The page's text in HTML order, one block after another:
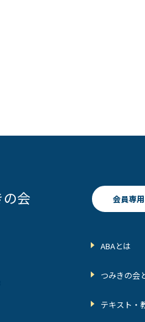
の会 会員専
ABAとは
つみきの会
テキスト・